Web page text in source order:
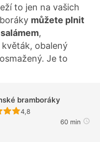
to jen na vašich
můžete plnit
,
obalený
Je to
bramboráky
Recept ještě nebyl
4,8
60 min